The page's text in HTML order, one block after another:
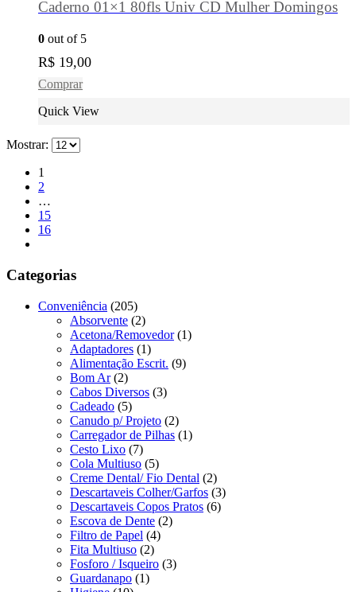
Caderno 01×1 80fls Univ CD Mulher Domingos
0 out of 5
R$ 19,00
Comprar
Quick View
Mostrar:
1
2
…
15
16
Categorias
Conveniência (205)
Absorvente (2)
Acetona/Removedor (1)
Adaptadores (1)
Alimentação Escrit. (9)
Bom Ar (2)
Cabos Diversos (3)
Cadeado (5)
Canudo p/ Projeto (2)
Carregador de Pilhas (1)
Cesto Lixo (7)
Cola Multiuso (5)
Creme Dental/ Fio Dental (2)
Descartaveis Colher/Garfos (3)
Descartaveis Copos Pratos (6)
Escova de Dente (2)
Filtro de Papel (4)
Fita Multiuso (2)
Fosforo / Isqueiro (3)
Guardanapo (1)